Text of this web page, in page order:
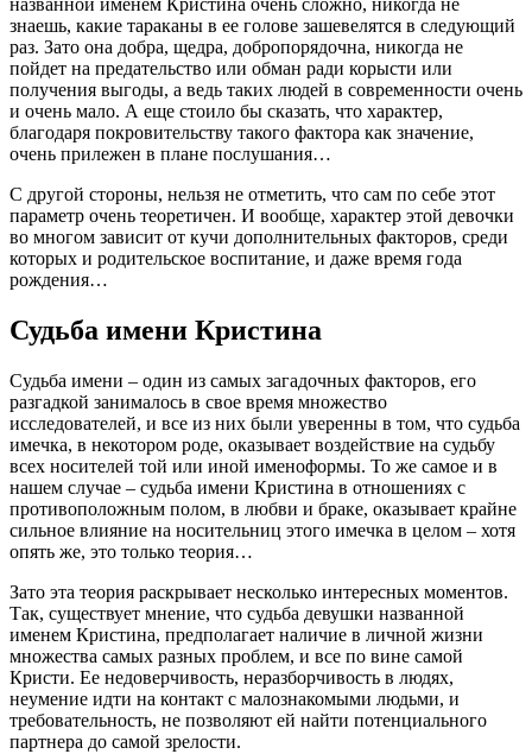
названной именем Кристина очень сложно, никогда не
знаешь, какие тараканы в ее голове зашевелятся в следующий
раз. Зато она добра, щедра, добропорядочна, никогда не
пойдет на предательство или обман ради корысти или
получения выгоды, а ведь таких людей в современности очень
и очень мало. А еще стоило бы сказать, что характер,
благодаря покровительству такого фактора как значение,
очень прилежен в плане послушания…
С другой стороны, нельзя не отметить, что сам по себе этот
параметр очень теоретичен. И вообще, характер этой девочки
во многом зависит от кучи дополнительных факторов, среди
которых и родительское воспитание, и даже время года
рождения…
Судьба имени Кристина
Судьба имени – один из самых загадочных факторов, его
разгадкой занималось в свое время множество
исследователей, и все из них были уверенны в том, что судьба
имечка, в некотором роде, оказывает воздействие на судьбу
всех носителей той или иной именоформы. То же самое и в
нашем случае – судьба имени Кристина в отношениях с
противоположным полом, в любви и браке, оказывает крайне
сильное влияние на носительниц этого имечка в целом – хотя
опять же, это только теория…
Зато эта теория раскрывает несколько интересных моментов.
Так, существует мнение, что судьба девушки названной
именем Кристина, предполагает наличие в личной жизни
множества самых разных проблем, и все по вине самой
Кристи. Ее недоверчивость, неразборчивость в людях,
неумение идти на контакт с малознакомыми людьми, и
требовательность, не позволяют ей найти потенциального
партнера до самой зрелости.